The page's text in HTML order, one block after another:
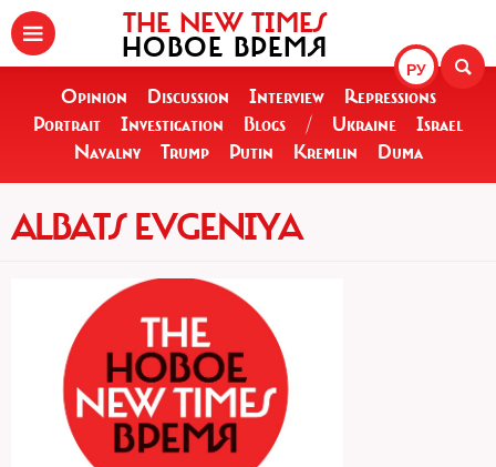
РУ
THE NEW TIMES
НОВОЕ ВРЕМЯ
Opinion Discussion Interview
Repressions
Portrait
Investigation Blogs / Ukraine
Israel
Navalny
Trump Putin Kremlin Duma
ALBATS EVGENIYA